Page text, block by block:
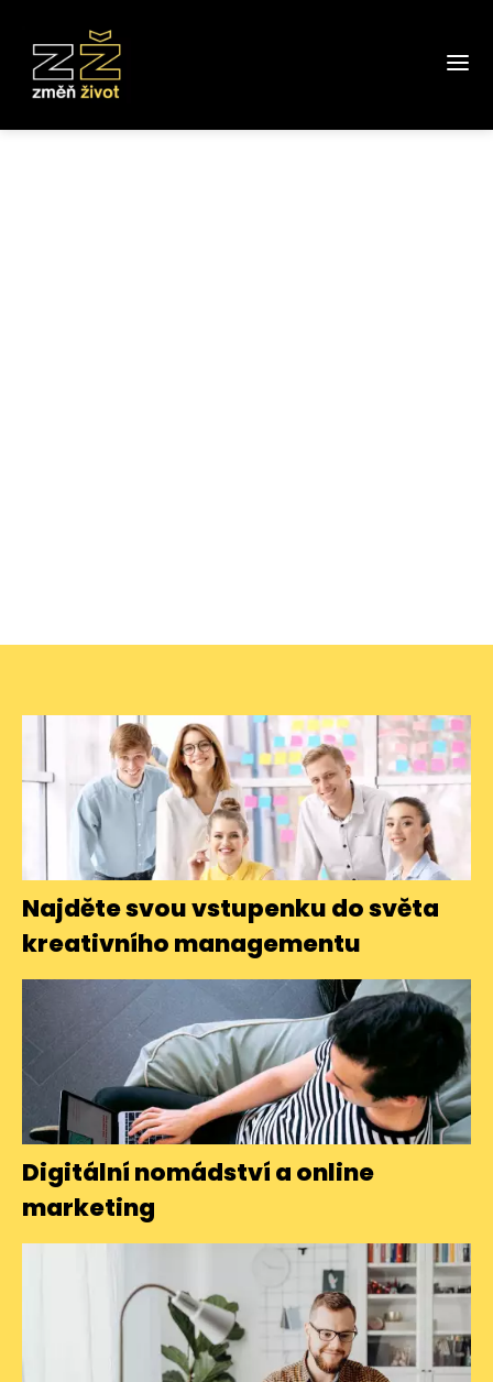
Najděte svou vstupenku do světa
kreativního managementu
Digitální nomádství a online
marketing